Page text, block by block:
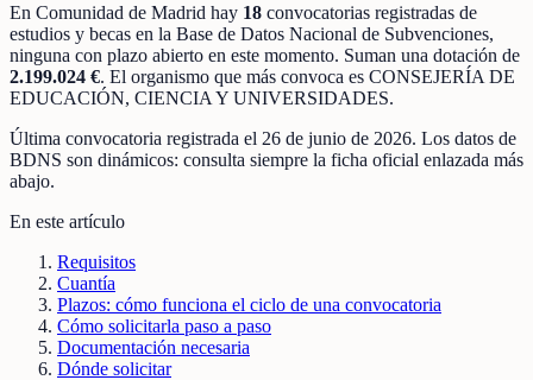
En Comunidad de Madrid hay 18 convocatorias registradas de
estudios y becas en la Base de Datos Nacional de Subvenciones,
ninguna con plazo abierto en este momento. Suman una dotación de
2.199.024 €. El organismo que más convoca es CONSEJERÍA DE
EDUCACIÓN, CIENCIA Y UNIVERSIDADES.
Última convocatoria registrada el 26 de junio de 2026. Los datos de
BDNS son dinámicos: consulta siempre la ficha oficial enlazada más
abajo.
En este artículo
Requisitos
Cuantía
Plazos: cómo funciona el ciclo de una convocatoria
Cómo solicitarla paso a paso
Documentación necesaria
Dónde solicitar